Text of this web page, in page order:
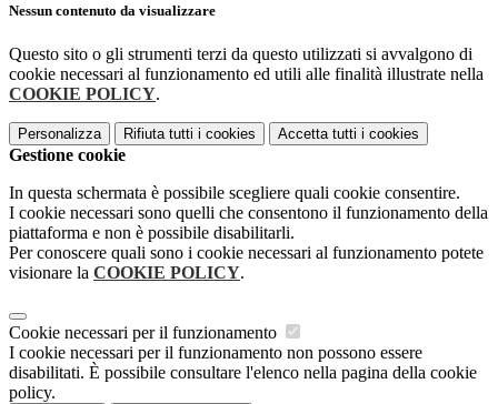
Nessun contenuto da visualizzare
Questo sito o gli strumenti terzi da questo utilizzati si avvalgono di
cookie necessari al funzionamento ed utili alle finalità illustrate nella
COOKIE POLICY.
Personalizza Rifiuta tutti i cookies Accetta tutti i cookies
Gestione cookie
In questa schermata è possibile scegliere quali cookie consentire.
I cookie necessari sono quelli che consentono il funzionamento della
piattaforma e non è possibile disabilitarli.
Per conoscere quali sono i cookie necessari al funzionamento potete
visionare la COOKIE POLICY.
Cookie necessari per il funzionamento
I cookie necessari per il funzionamento non possono essere
disabilitati. È possibile consultare l'elenco nella pagina della cookie
policy.